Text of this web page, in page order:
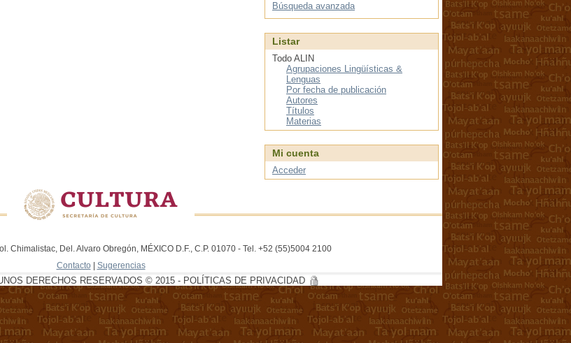
Búsqueda avanzada
Listar
Todo ALIN
Agrupaciones Lingüísticas &
Lenguas
Por fecha de publicación
Autores
Títulos
Materias
Mi cuenta
Acceder
Chimalistac, Del. Alvaro Obregón, MÉXICO D.F., C.P. 01070 - Tel. +52 (55)5004 2100
Contacto | Sugerencias
DERECHOS RESERVADOS © 2015 - POLÍTICAS DE PRIVACIDAD